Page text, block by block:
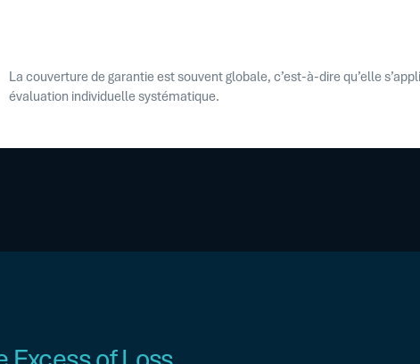
La couverture de garantie est souvent globale, c’est-à-dire qu’elle
évaluation individuelle systématique.